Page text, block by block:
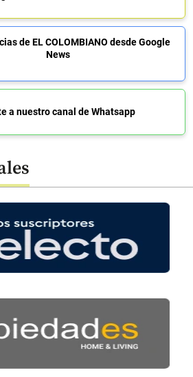
de EL COLOMBIANO desde Google
News
a nuestro canal de Whatsapp